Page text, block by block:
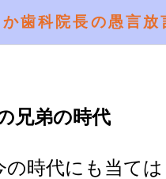
歯科院長の愚言
兄弟の時代
時代にも当て